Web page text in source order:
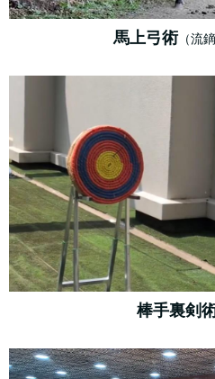
馬上弓術（流鏑
棒手裏剣